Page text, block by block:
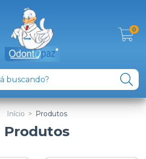
0
Início > Produtos
Produtos